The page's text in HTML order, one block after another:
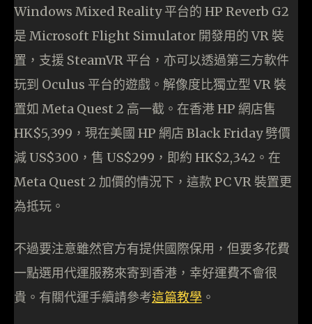
Windows Mixed Reality 平台的 HP Reverb G2
是 Microsoft Flight Simulator 開發用的 VR 裝
置，支援 SteamVR 平台，亦可以透過第三方軟件
玩到 Oculus 平台的遊戲。解像度比獨立型 VR 裝
置如 Meta Quest 2 高一截。在香港 HP 網店售
HK$5,399，現在美國 HP 網店 Black Friday 劈價
減 US$300，售 US$299，即約 HK$2,342。在
Meta Quest 2 加價的情況下，這款 PC VR 裝置更
為抵玩。
不過要注意雖然官方有提供國際保用，但要多花費
一點選用代運服務來寄到香港，幸好運費不會很
貴。有關代運手續請參考這篇教學 。